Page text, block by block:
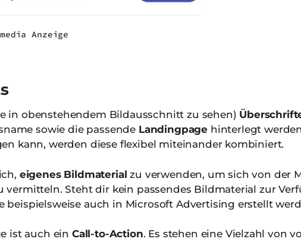
Anzeige
in obenstehendem Bildausschnitt zu sehen)
sowie die passende Landingpage hinterlegt
kann, werden diese flexibel miteinander kombiniert.
eigenes Bildmaterial zu verwenden, um sich von der
vermitteln. Steht dir kein passendes Bildmaterial zur
beispielsweise auch in Microsoft Advertising erstellt
ist auch ein Call-to-Action. Es stehen eine Vielzahl von